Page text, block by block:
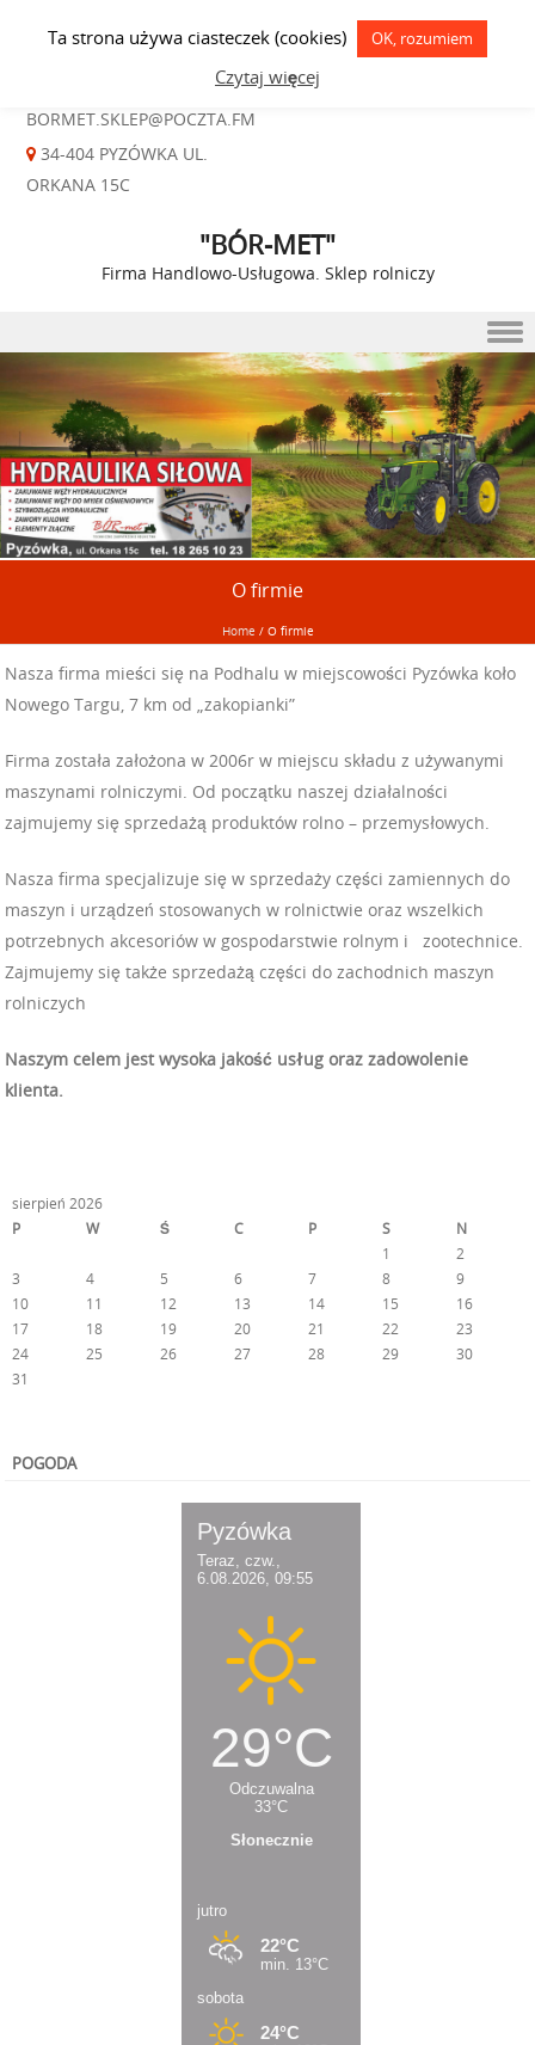
BORMET.SKLEP@POCZTA.FM
34-404 PYZÓWKA UL.
ORKANA 15C
"BÓR-MET"
Firma Handlowo-Usługowa. Sklep rolniczy
Skip to content
O firmie
Home /O firmie
Nasza firma mieści się na Podhalu w miejscowości Pyzówka koło
Nowego Targu, 7 km od „zakopianki”
Firma została założona w 2006r w miejscu składu z używanymi
maszynami rolniczymi. Od początku naszej działalności
zajmujemy się sprzedażą produktów rolno – przemysłowych.
Nasza firma specjalizuje się w sprzedaży części zamiennych do
maszyn i urządzeń stosowanych w rolnictwie oraz wszelkich
potrzebnych akcesoriów w gospodarstwie rolnym i zootechnice.
Zajmujemy się także sprzedażą części do zachodnich maszyn
rolniczych
Naszym celem jest wysoka jakość usług oraz zadowolenie
klienta.
sierpień 2026
P
W Ś C P S
N
1
2
3
4 5 6 7 8
9
10
11 12 13 14 15
16
17
18 19 20 21 22
23
24
25 26 27 28 29
30
31
POGODA
Ta strona używa ciasteczek (cookies) OK, rozumiem
Czytaj więcej